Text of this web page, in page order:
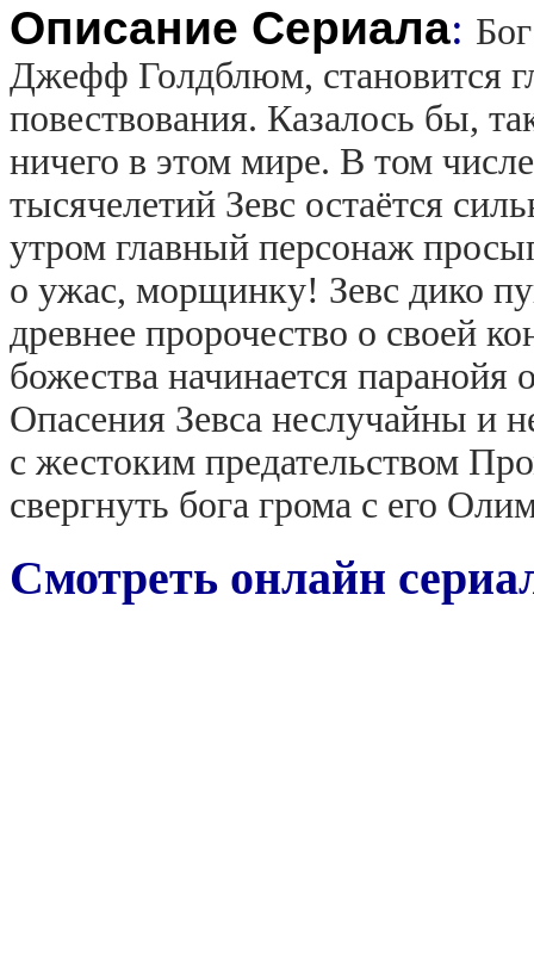
Описание Сериала:
Джефф Голдблюм, становится
повествования. Казалось бы,
ничего в этом мире. В том
тысячелетий Зевс остаётся
утром главный персонаж
о ужас, морщинку! Зевс дико
древнее пророчество о своей
божества начинается
Опасения Зевса неслучайны и
с жестоким предательством
свергнуть бога грома с его
Смотреть онлайн